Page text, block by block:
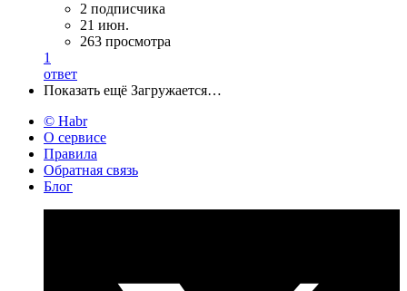
2 подписчика
21 июн.
263 просмотра
1
ответ
Показать ещё Загружается…
© Habr
О сервисе
Правила
Обратная связь
Блог